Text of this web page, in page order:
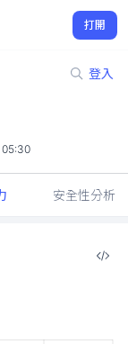
打開
登入
安全性分析